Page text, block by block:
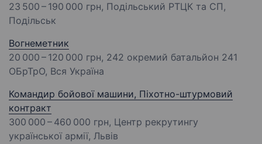
23 500 – 190 000 грн, Подільський РТЦК та СП,
Подільськ
Вогнеметник
20 000 – 120 000 грн, 242 окремий батальйон 241
ОБрТрО, Вся Україна
Командир бойової машини, Піхотно-штурмовий
контракт
300 000 – 460 000 грн, Центр рекрутингу
української армії, Львів